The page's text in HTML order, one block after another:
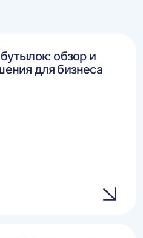
обзор и
для бизнеса